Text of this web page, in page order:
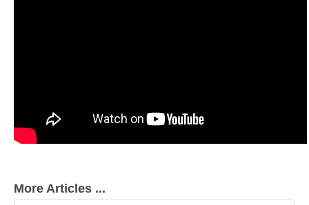
More Articles ...